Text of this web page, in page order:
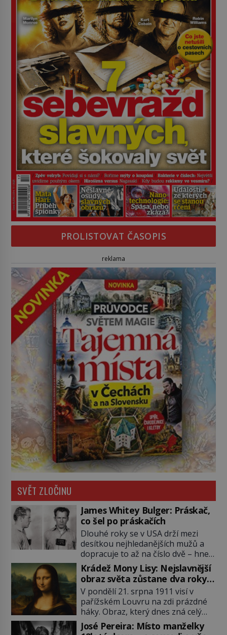
PROLISTOVAT ČASOPIS
reklama
SVĚT ZLOČINU
James Whitey Bulger: Práskač,
co šel po práskačích
Dlouhé roky se v USA drží mezi
desítkou nejhledanějších mužů a
dopracuje to až na číslo dvě – hned
po Usámovi bin Ládinovi (1957–
2011). To je James „Whitey“ Bulger
(1929–2018) viněný ze spoluúčasti
na 19 vraždách, vydírání a lichvy. A
samozřejmě, krom toho je ještě
drogový dealer, který neváhá
odstranit z cesty všechny práskače,
Krádež Mony Lisy: Nejslavnější
obraz světa zůstane dva roky
nezvěstný
V pondělí 21. srpna 1911 visí v
pařížském Louvru na zdi prázdné
háky. Obraz, který dnes zná celý
svět, je pryč. Zpočátku si nikdo
nemyslí, že jde o krádež.
José Pereira: Místo manželky